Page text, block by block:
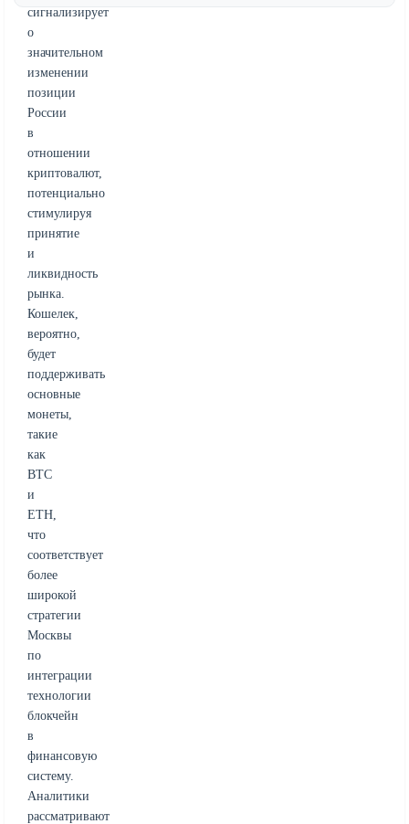
сигнализирует
о
значительном
изменении
позиции
России
в
отношении
криптовалют,
потенциально
стимулируя
принятие
и
ликвидность
рынка.
Кошелек,
вероятно,
будет
поддерживать
основные
монеты,
такие
как
BTC
и
ETH,
что
соответствует
более
широкой
стратегии
Москвы
по
интеграции
технологии
блокчейн
в
финансовую
систему.
Аналитики
рассматривают